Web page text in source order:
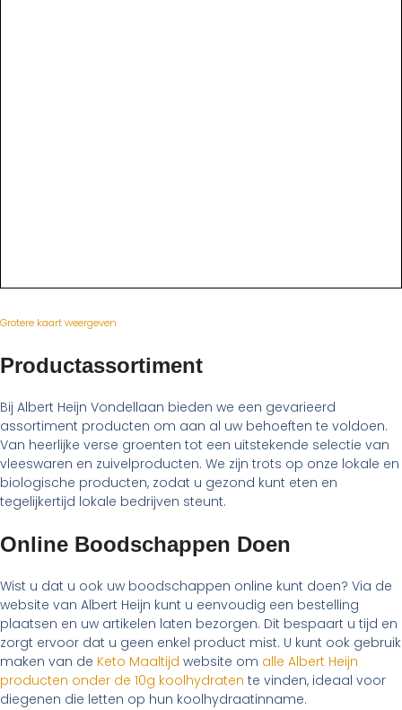
Grotere kaart weergeven
Productassortiment
Bij Albert Heijn Vondellaan bieden we een gevarieerd
assortiment producten om aan al uw behoeften te voldoen.
Van heerlijke verse groenten tot een uitstekende selectie van
vleeswaren en zuivelproducten. We zijn trots op onze lokale en
biologische producten, zodat u gezond kunt eten en
tegelijkertijd lokale bedrijven steunt.
Online Boodschappen Doen
Wist u dat u ook uw boodschappen online kunt doen? Via de
website van Albert Heijn kunt u eenvoudig een bestelling
plaatsen en uw artikelen laten bezorgen. Dit bespaart u tijd en
zorgt ervoor dat u geen enkel product mist. U kunt ook gebruik
maken van de Keto Maaltijd website om alle Albert Heijn
producten onder de 10g koolhydraten te vinden, ideaal voor
diegenen die letten op hun koolhydraatinname.